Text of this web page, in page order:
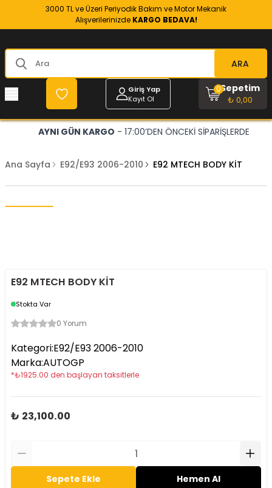
3000 TL ve Üzeri Periyodik Bakım ve Motor Mekanik
Alışverilerinizde KARGO BEDAVA!
ARA
Giriş Yap
Kayıt Ol
Sepetim
₺ 0,00
0
AYNI GÜN KARGO - 17:00’DEN ÖNCEKİ SİPARİŞLERDE
Ana Sayfa E92/E93 2006-2010 E92 MTECH BODY KİT
E92 MTECH BODY KİT
Stokta Var
0 Yorum
Kategori:E92/E93 2006-2010
Marka:AUTOGP
*₺1925.00 den başlayan taksitlerle
₺ 23,100.00
Sepete Ekle Hemen Al